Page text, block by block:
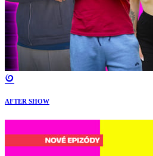
AFTER SHOW